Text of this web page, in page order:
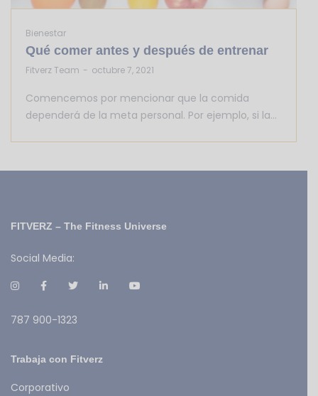
Bienestar
Qué comer antes y después de entrenar
by
Fitverz Team octubre 7, 2021
Comencemos por mencionar que la comida
dependerá de la meta personal. Por ejemplo, si la…
FITVERZ – The Fitness Universe
Social Media:
787 900-1323
Trabaja con Fitverz
Corporativo